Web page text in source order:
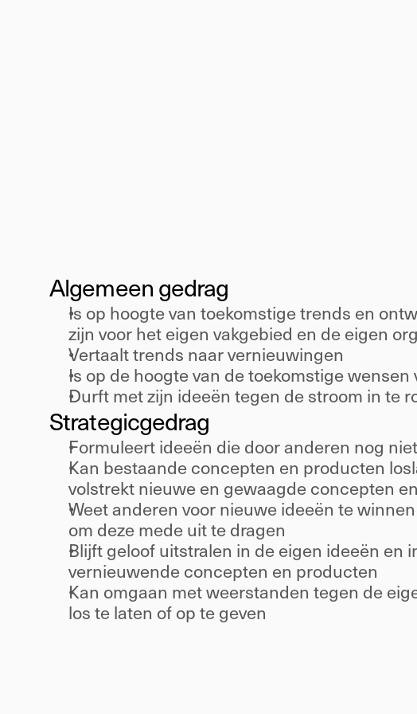
Algemeen gedrag
Is op hoogte van toekomstige trends en
zijn voor het eigen vakgebied en de eigen
Vertaalt trends naar vernieuwingen
Is op de hoogte van de toekomstige wensen
Durft met zijn ideeën tegen de stroom in te
Strategicgedrag
Formuleert ideeën die door anderen nog
Kan bestaande concepten en producten
volstrekt nieuwe en gewaagde concepten
Weet anderen voor nieuwe ideeën te
om deze mede uit te dragen
Blijft geloof uitstralen in de eigen ideeën en
vernieuwende concepten en producten
Kan omgaan met weerstanden tegen de
los te laten of op te geven